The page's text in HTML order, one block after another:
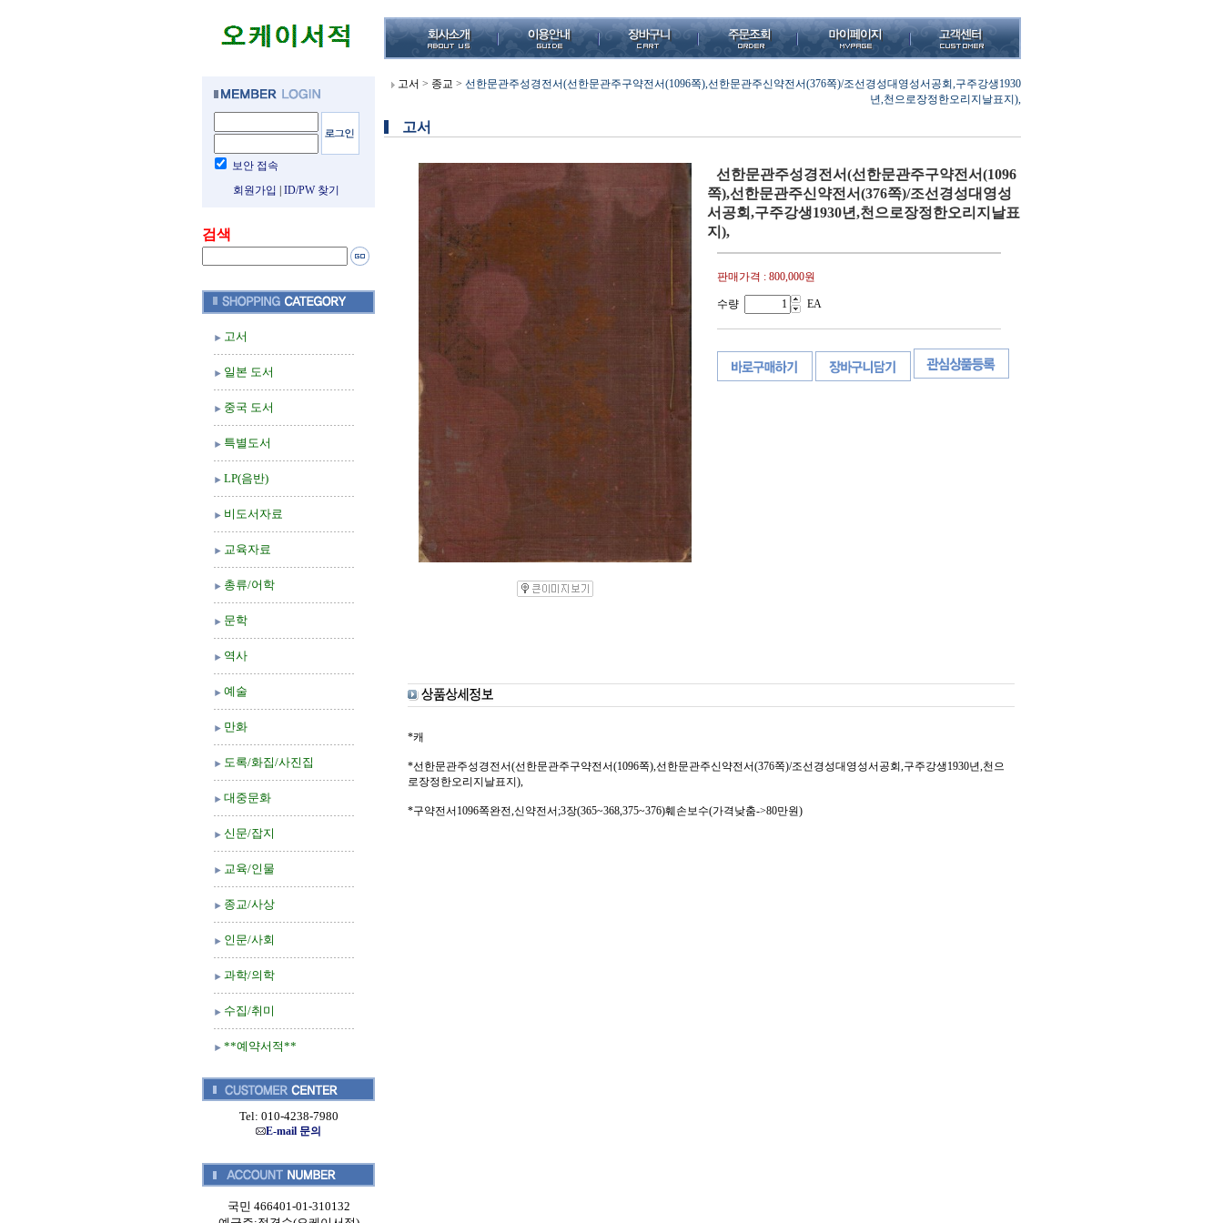
보안 접속
회원가입
ID/PW 찾기
검색
고서
일본 도서
중국 도서
특별도서
LP(음반)
비도서자료
교육자료
총류/어학
문학
역사
예술
만화
도록/화집/사진집
대중문화
신문/잡지
교육/인물
종교/사상
인문/사회
과학/의학
수집/취미
**예약서적**
Tel: 010-4238-7980
E-mail 문의
국민 466401-01-310132
고서 > 종교 > 선한문관주성경전서(선한문관주구약전서(1096쪽),선한문관주신약전서(376쪽)/조선경성대영성서공회,구주강생1930
년,천으로장정한오리지날표지),
고서
선한문관주성경전서(선한문관주구약전서(1096
쪽),선한문관주신약전서(376쪽)/조선경성대영성
서공회,구주강생1930년,천으로장정한오리지날표
지),
판매가격 : 800,000원
수량 EA
*캐
*선한문관주성경전서(선한문관주구약전서(1096쪽),선한문관주신약전서(376쪽)/조선경성대영성서공회,구주강생1930년,천으
로장정한오리지날표지),
*구약전서1096쪽완전,신약전서;3장(365~368,375~376)훼손보수(가격낮춤->80만원)